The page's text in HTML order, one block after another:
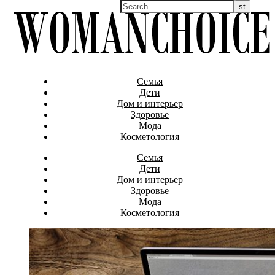
Семья
Дети
Дом и интерьер
Здоровье
Мода
Косметология
Семья
Дети
Дом и интерьер
Здоровье
Мода
Косметология